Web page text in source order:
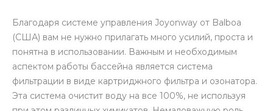
Благодаря системе управления Joyonway от Balboa
(США) вам не нужно прилагать много усилий, проста и
понятна в использовании. Важным и необходимым
аспектом работы бассейна является система
фильтрации в виде картриджного фильтра и озонатора.
Эта система очистит воду на все 100%, не используя